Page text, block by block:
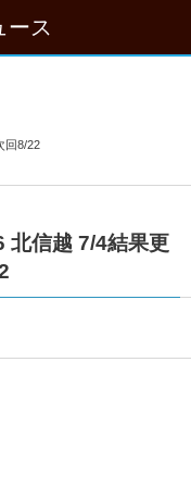
ース
回8/22
北信越 7/4結果更